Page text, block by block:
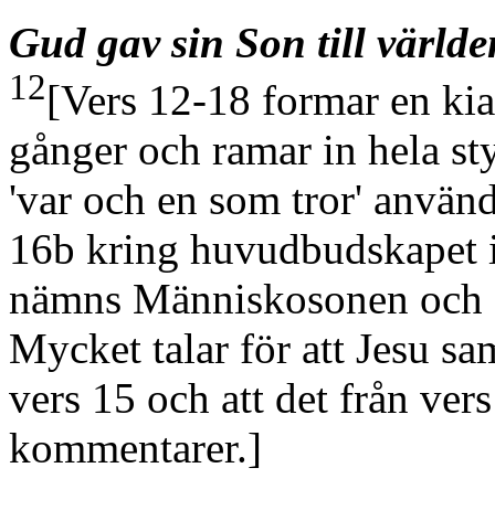
Gud gav sin Son till
12[Vers 12-18 formar en
gånger och ramar in hela
'var och en som tror'
16b kring huvudbudskapet
nämns Människosonen
Mycket talar för att Jesu
vers 15 och att det från
kommentarer.]